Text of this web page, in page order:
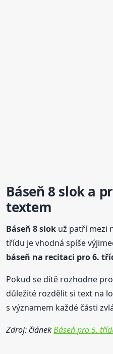
Báseň 8 sloka
textem
Báseň 8 slok už patří mezi
třídu je vhodná spíše
báseň na recitaci pro 6.
Pokud se dítě rozhodne
důležité rozdělit si text na
s významem každé části
Zdroj: článekBáseň pro 5.